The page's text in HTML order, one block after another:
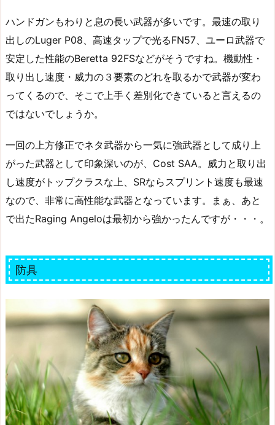
ハンドガンもわりと息の長い武器が多いです。最速の取り
出しのLuger P08、高速タップで光るFN57、ユーロ武器で
安定した性能のBeretta 92FSなどがそうですね。機動性・
取り出し速度・威力の３要素のどれを取るかで武器が変わ
ってくるので、そこで上手く差別化できていると言えるの
ではないでしょうか。
一回の上方修正でネタ武器から一気に強武器として成り上
がった武器として印象深いのが、Cost SAA。威力と取り出
し速度がトップクラスな上、SRならスプリント速度も最速
なので、非常に高性能な武器となっています。まぁ、あと
で出たRaging Angeloは最初から強かったんですが・・・。
防具